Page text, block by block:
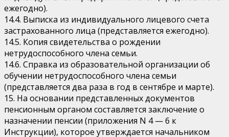
ежегодно).
14.4. Выписка из индивидуального лицевого счета
застрахованного лица (представляется ежегодно).
14.5. Копия свидетельства о рождении
нетрудоспособного члена семьи.
14.6. Справка из образовательной организации об
обучении нетрудоспособного члена семьи
(представляется два раза в год в сентябре и марте).
15. На основании представленных документов
пенсионным органом составляется заключение о
назначении пенсии (приложения N 4 — 6 к
Инструкции), которое утверждается начальником